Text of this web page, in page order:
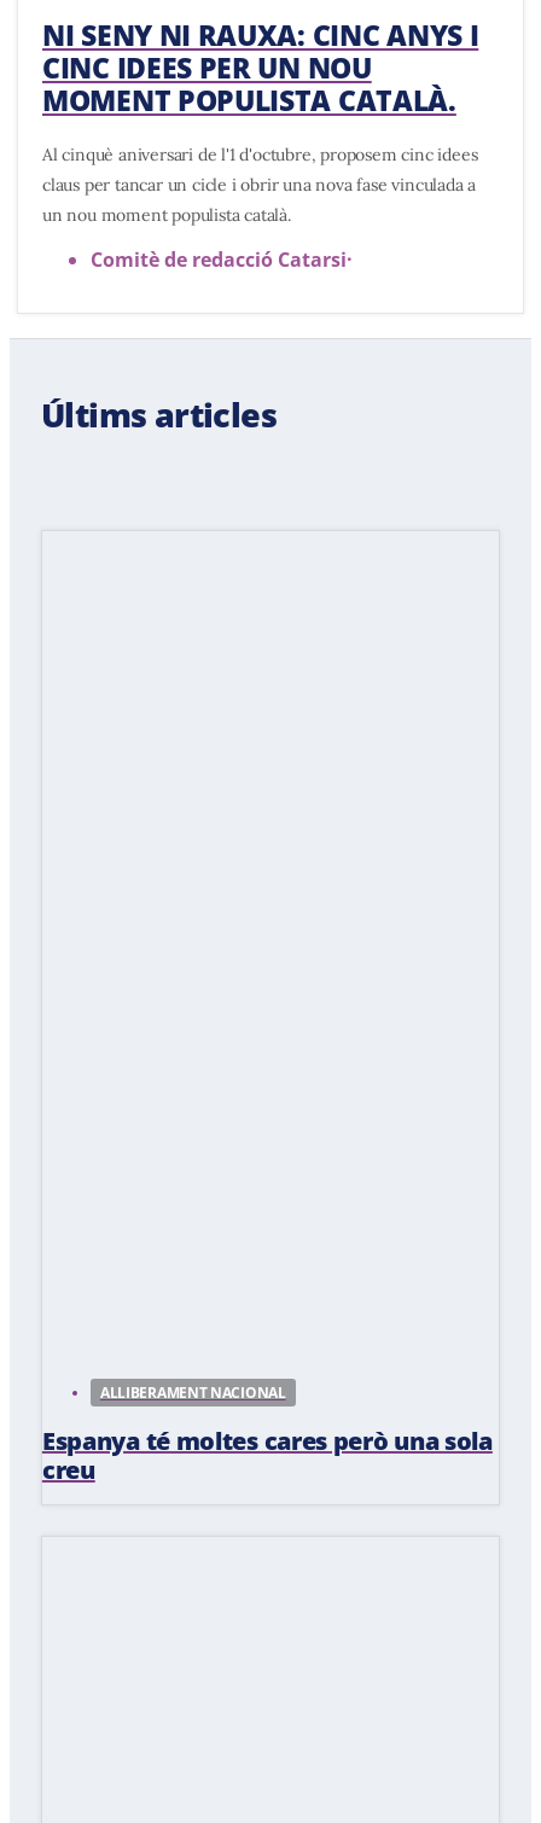
NI SENY NI RAUXA: CINC ANYS I
CINC IDEES PER UN NOU
MOMENT POPULISTA CATALÀ.
Al cinquè aniversari de l'1 d'octubre, proposem cinc idees
claus per tancar un cicle i obrir una nova fase vinculada a
un nou moment populista català.
Comitè de redacció Catarsi·
Últims articles
ALLIBERAMENT NACIONAL
Espanya té moltes cares però una sola
creu